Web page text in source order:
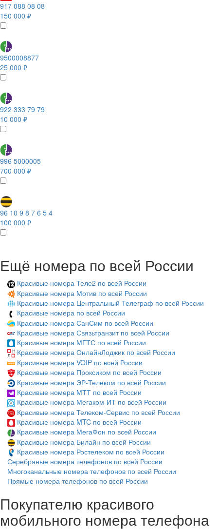
917 088 08 08
150 000 ₽
9500008877
25 000 ₽
922 333 79 79
10 000 ₽
996 5000005
700 000 ₽
96 10 9 8 7 6 5 4
100 000 ₽
Ещё номера по всей России
Красивые номера Теле2 по всей России
Красивые номера Мотив по всей России
Красивые номера Центральный Телеграф по всей России
Красивые номера по всей России
Красивые номера СанСим по всей России
Красивые номера Связьтранзит по всей России
Красивые номера МГТС по всей России
Красивые номера ОнлайнЛоджик по всей России
Красивые номера VOIP по всей России
Красивые номера Проксиком по всей России
Красивые номера ЭР-Телеком по всей России
Красивые номера МТТ по всей России
Красивые номера Мегаком-ИТ по всей России
Красивые номера Телеком-Сервис по всей России
Красивые номера MTC по всей России
Красивые номера МегаФон по всей России
Красивые номера Билайн по всей России
Красивые номера Ростелеком по всей России
Серебряные номера телефонов по всей России
Многоканальные номера телефонов по всей России
Прямые номера телефонов по всей России
Покупателю красивого
мобильного номера телефона